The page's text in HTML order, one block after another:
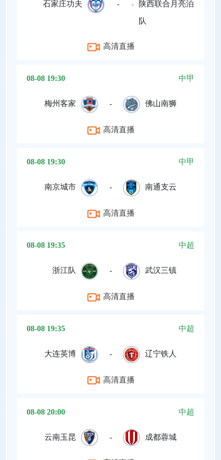
石家庄功夫 - 陕西联合月亮泊
队
高清直播
08-08 19:30 中甲
梅州客家 - 佛山南狮
高清直播
08-08 19:30 中甲
南京城市 - 南通支云
高清直播
08-08 19:35 中超
浙江队 - 武汉三镇
高清直播
08-08 19:35 中超
大连英博 - 辽宁铁人
高清直播
08-08 20:00 中超
云南玉昆 - 成都蓉城